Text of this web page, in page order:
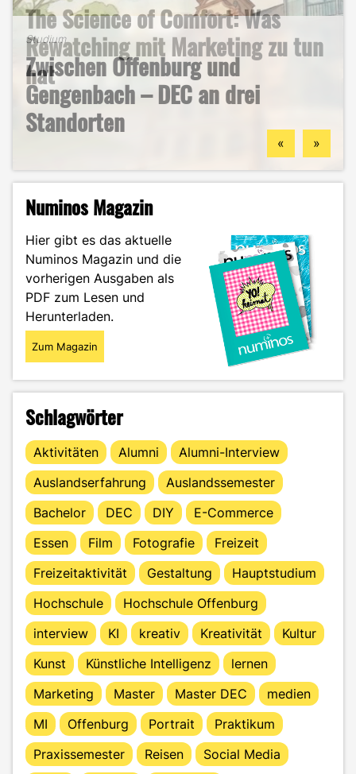
The Science of Comfort: Was
Rewatching mit Marketing zu tun
hat
Studium
Zwischen Offenburg und
Gengenbach – DEC an drei
Standorten
Studium
B2B-Marketing für das Handwerk
– und warum du hier deine
berufliche Zukunft finden
könntest
Studium
Mein ehrlicher DEC-Survival-
Guide durch das Wintersemester
Studentenleben
Ästhetik, Sport und
Zukunftspläne: Aylin im Portrait
« »
Numinos Magazin
Hier gibt es das aktuelle
Numinos Magazin und die
vorherigen Ausgaben als
PDF zum Lesen und
Herunterladen.
Zum Magazin
Schlagwörter
Aktivitäten Alumni
Alumni-Interview
Auslandserfahrung
Auslandssemester
Bachelor
DEC DIY
E-Commerce
Essen
Film Fotografie
Freizeit
Freizeitaktivität
Gestaltung
Hauptstudium
Hochschule
Hochschule Offenburg
interview
KI kreativ Kreativität
Kultur
Kunst
Künstliche Intelligenz
lernen
Marketing
Master Master DEC
medien
MI
Offenburg Portrait
Praktikum
Praxissemester
Reisen Social Media